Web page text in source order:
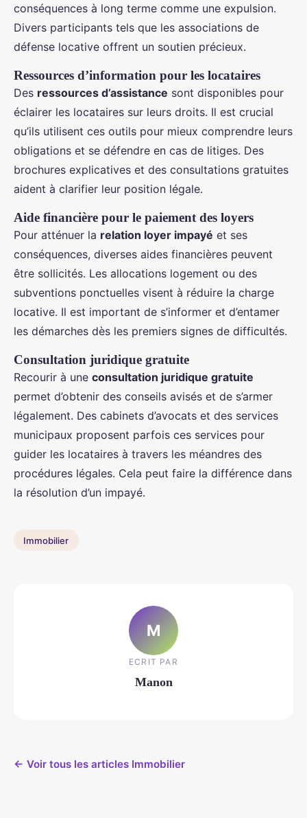
conséquences à long terme comme une expulsion.
Divers participants tels que les associations de
défense locative offrent un soutien précieux.
Ressources d’information pour les locataires
Des ressources d’assistance sont disponibles pour
éclairer les locataires sur leurs droits. Il est crucial
qu’ils utilisent ces outils pour mieux comprendre leurs
obligations et se défendre en cas de litiges. Des
brochures explicatives et des consultations gratuites
aident à clarifier leur position légale.
Aide financière pour le paiement des loyers
Pour atténuer la relation loyer impayé et ses
conséquences, diverses aides financières peuvent
être sollicités. Les allocations logement ou des
subventions ponctuelles visent à réduire la charge
locative. Il est important de s’informer et d’entamer
les démarches dès les premiers signes de difficultés.
Consultation juridique gratuite
Recourir à une consultation juridique gratuite
permet d’obtenir des conseils avisés et de s’armer
légalement. Des cabinets d’avocats et des services
municipaux proposent parfois ces services pour
guider les locataires à travers les méandres des
procédures légales. Cela peut faire la différence dans
la résolution d’un impayé.
Immobilier
M
ECRIT PAR
Manon
← Voir tous les articles Immobilier